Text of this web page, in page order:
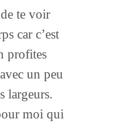
te voir
car c’est
profites
un peu
largeurs.
moi qui